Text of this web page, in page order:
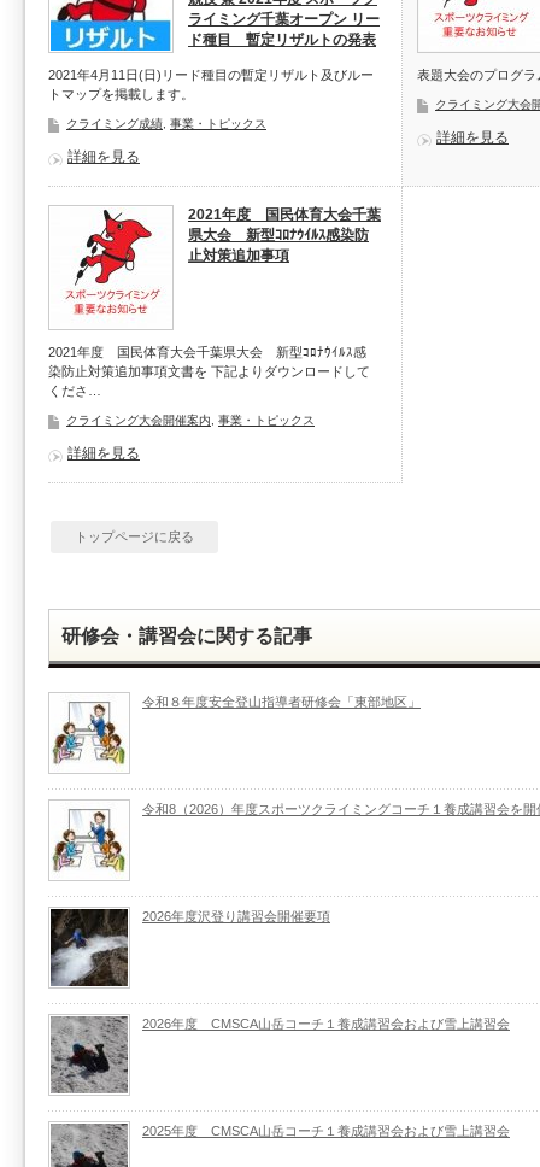
ライミング千葉オープン リー
ド種目 暫定リザルトの発表
2021年4月11日(日)リード種目の暫定リザルト及びルー
トマップを掲載します。
クライミング成績 事業・トピックス
詳細を見る
表題大会のプログ
クライミング大会
詳細を見る
2021年度 国民体育大会千葉
県大会 新型ｺﾛﾅｳｲﾙｽ感染防
止対策追加事項
2021年度 国民体育大会千葉県大会 新型ｺﾛﾅｳｲﾙｽ感
染防止対策追加事項文書を 下記よりダウンロードして
くださ…
クライミング大会開催案内 事業・トピックス
詳細を見る
トップページに戻る
研修会・講習会に関する記事
令和８年度安全登山指導者研修会「東部地区」
令和8（2026）年度スポーツクライミングコーチ１養成講習会を開
2026年度沢登り講習会開催要項
2026年度 CMSCA山岳コーチ１養成講習会および雪上講習会
2025年度 CMSCA山岳コーチ１養成講習会および雪上講習会